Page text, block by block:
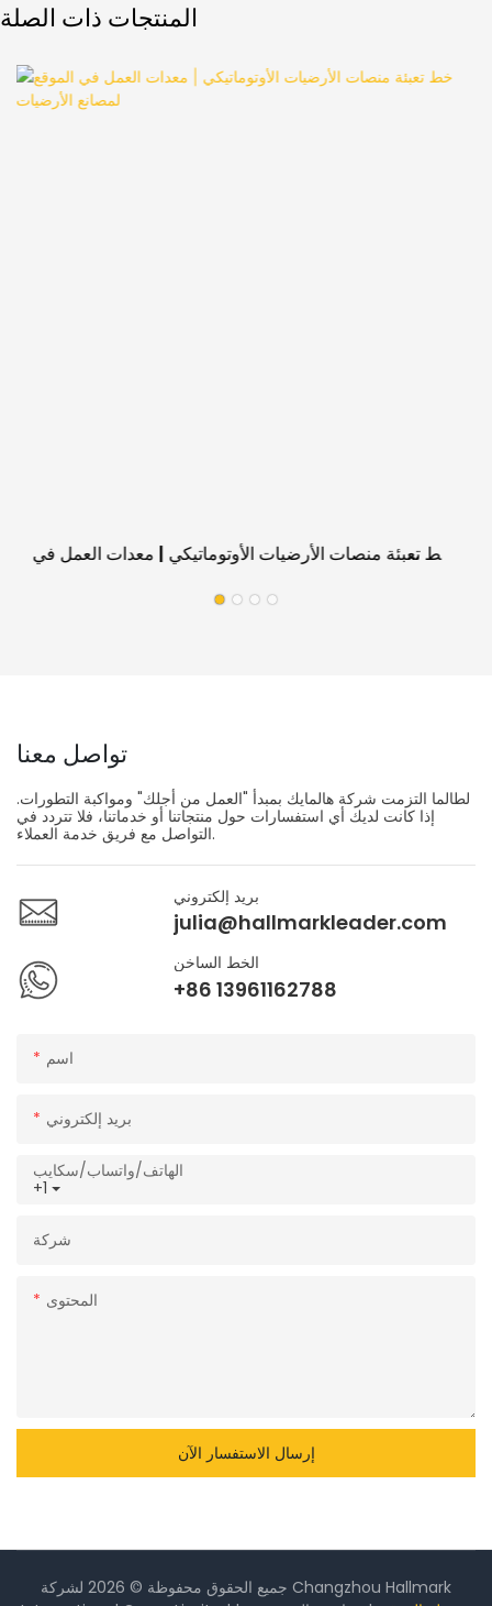
المنتجات ذات الصلة
خط تعبئة منصات الأرضيات الأوتوماتيكي | معدات العمل في
تواصل معنا
لطالما التزمت شركة هالمايك بمبدأ "العمل من أجلك" ومواكبة التطورات.
إذا كانت لديك أي استفسارات حول منتجاتنا أو خدماتنا، فلا تتردد في
التواصل مع فريق خدمة العملاء.
بريد إلكتروني
julia@hallmarkleader.com
الخط الساخن
+86 13961162788
اسم
بريد إلكتروني
+1
الهاتف/واتساب/سكايب
شركة
المحتوى
إرسال الاستفسار الآن
جميع الحقوق محفوظة © 2026 لشركة Changzhou Hallmark